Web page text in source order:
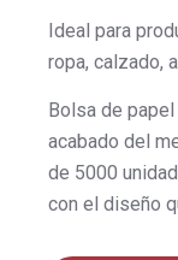
Ideal para
ropa, calzado,
Bolsa de
acabado del
de 5000
con el diseño